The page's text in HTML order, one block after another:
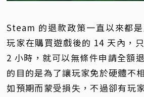
Steam 的退款政策一直以來都
玩家在購買遊戲後的 14 天內，
2 小時，就可以無條件申請全額
的目的是為了讓玩家免於硬體不
如預期而蒙受損失，不過卻有玩